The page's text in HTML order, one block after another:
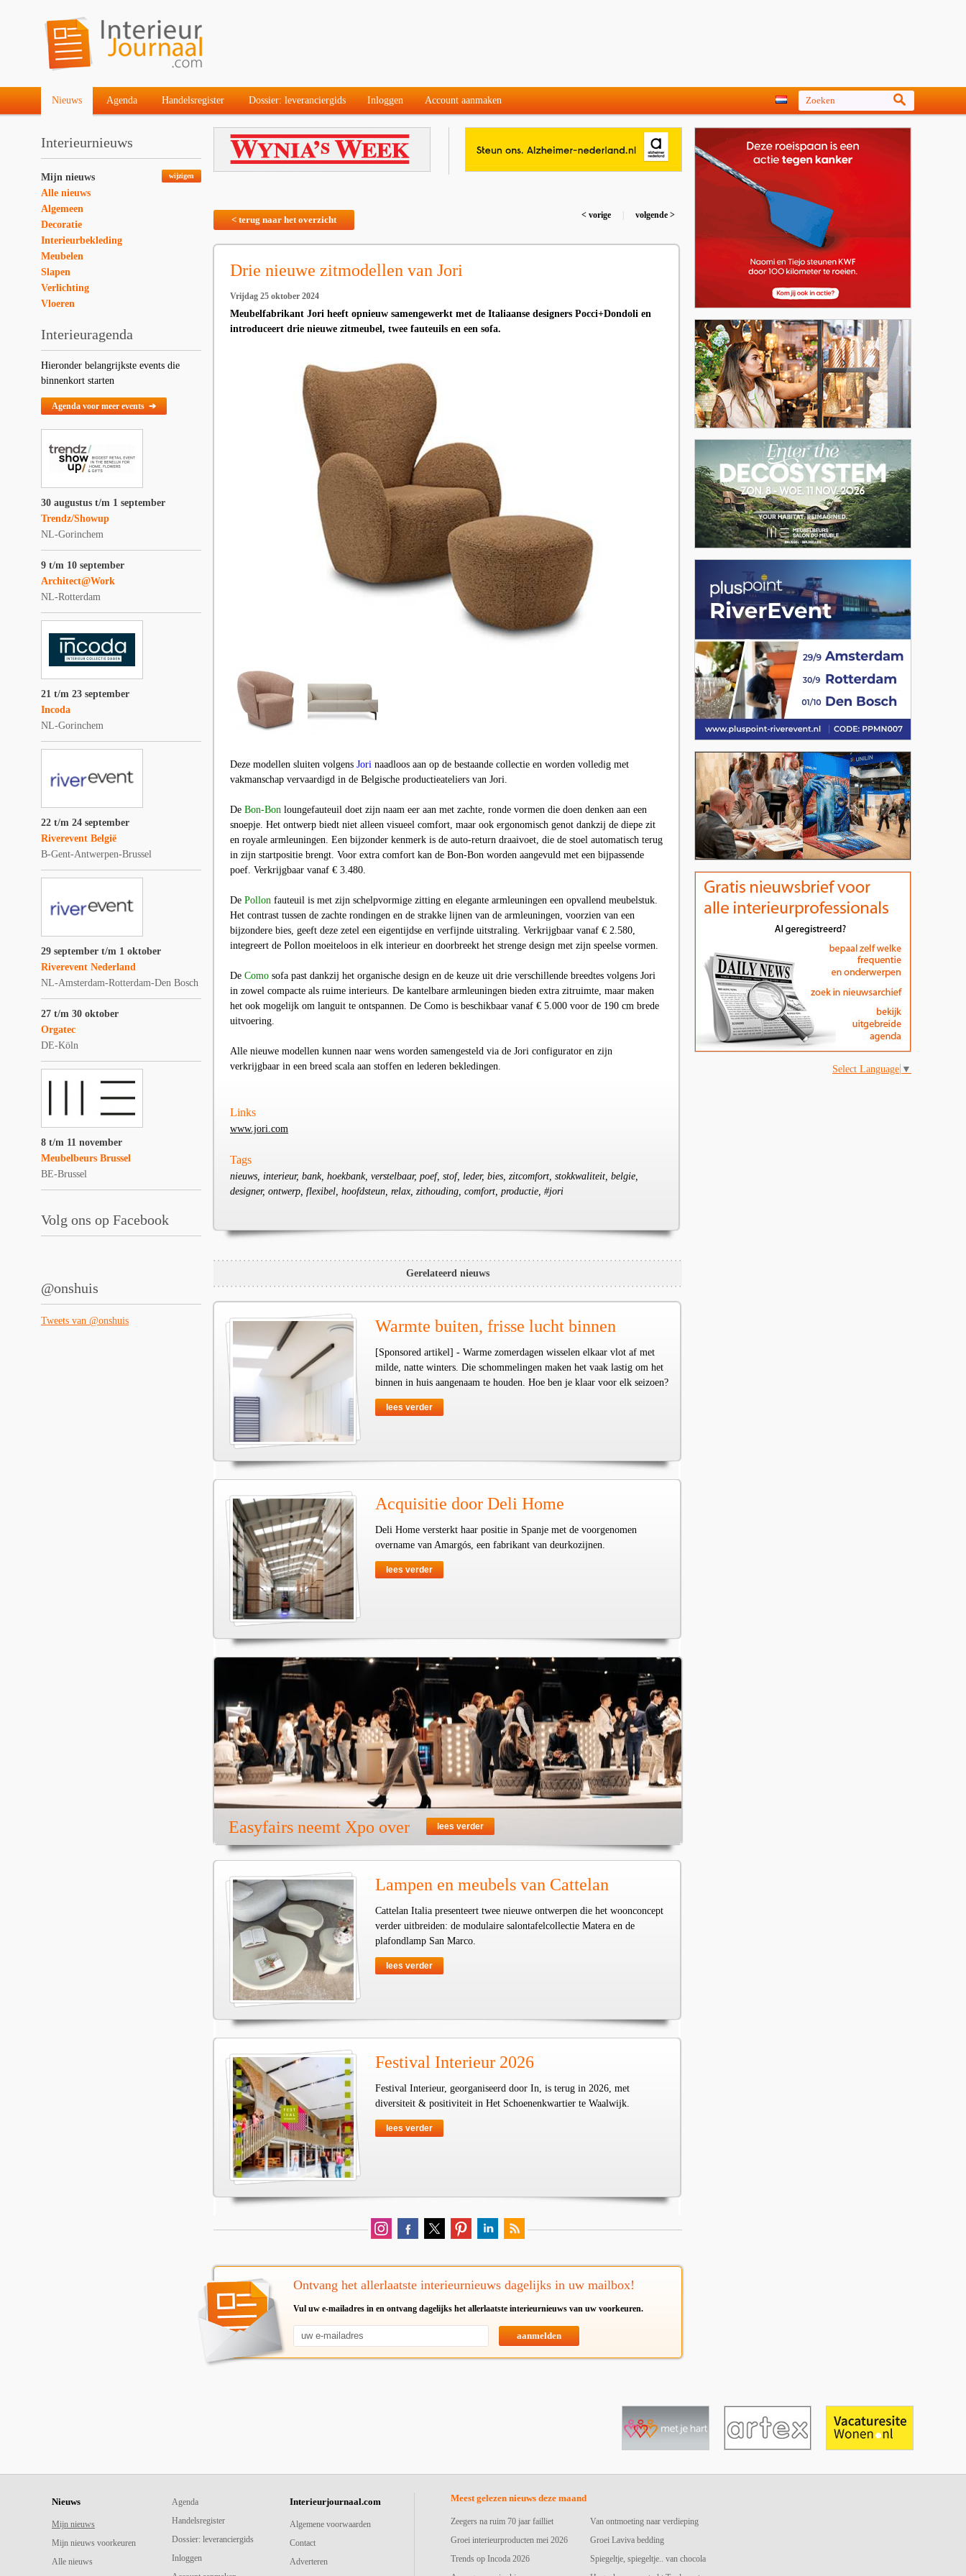
Nieuws Agenda Handelsregister Dossier: leveranciergids Inloggen Account aanmaken
Interieurnieuws
wijzigen
Mijn nieuws
Alle nieuws
Algemeen
Decoratie
Interieurbekleding
Meubelen
Slapen
Verlichting
Vloeren
Interieuragenda
Hieronder belangrijkste events die
binnenkort starten
Agenda voor meer events ➔
30 augustus t/m 1 september
Trendz/Showup
NL-Gorinchem
9 t/m 10 september
Architect@Work
NL-Rotterdam
21 t/m 23 september
Incoda
NL-Gorinchem
22 t/m 24 september
Riverevent België
B-Gent-Antwerpen-Brussel
29 september t/m 1 oktober
Riverevent Nederland
NL-Amsterdam-Rotterdam-Den Bosch
27 t/m 30 oktober
Orgatec
DE-Köln
8 t/m 11 november
Meubelbeurs Brussel
BE-Brussel
Volg ons op Facebook
@onshuis
Tweets van @onshuis
< terug naar het overzicht < vorige volgende >
Drie nieuwe zitmodellen van Jori
Vrijdag 25 oktober 2024
Meubelfabrikant Jori heeft opnieuw samengewerkt met de Italiaanse designers Pocci+Dondoli en
introduceert drie nieuwe zitmeubel, twee fauteuils en een sofa.
Deze modellen sluiten volgens Jori naadloos aan op de bestaande collectie en worden volledig met
vakmanschap vervaardigd in de Belgische productieateliers van Jori.
De Bon-Bon loungefauteuil doet zijn naam eer aan met zachte, ronde vormen die doen denken aan een
snoepje. Het ontwerp biedt niet alleen visueel comfort, maar ook ergonomisch genot dankzij de diepe zit
en royale armleuningen. Een bijzonder kenmerk is de auto-return draaivoet, die de stoel automatisch terug
in zijn startpositie brengt. Voor extra comfort kan de Bon-Bon worden aangevuld met een bijpassende
poef. Verkrijgbaar vanaf € 3.480.
De Pollon fauteuil is met zijn schelpvormige zitting en elegante armleuningen een opvallend meubelstuk.
Het contrast tussen de zachte rondingen en de strakke lijnen van de armleuningen, voorzien van een
bijzondere bies, geeft deze zetel een eigentijdse en verfijnde uitstraling. Verkrijgbaar vanaf € 2.580,
integreert de Pollon moeiteloos in elk interieur en doorbreekt het strenge design met zijn speelse vormen.
De Como sofa past dankzij het organische design en de keuze uit drie verschillende breedtes volgens Jori
in zowel compacte als ruime interieurs. De kantelbare armleuningen bieden extra zitruimte, maar maken
het ook mogelijk om languit te ontspannen. De Como is beschikbaar vanaf € 5.000 voor de 190 cm brede
uitvoering.
Alle nieuwe modellen kunnen naar wens worden samengesteld via de Jori configurator en zijn
verkrijgbaar in een breed scala aan stoffen en lederen bekledingen.
Links
www.jori.com
Tags
nieuws, interieur, bank, hoekbank, verstelbaar, poef, stof, leder, bies, zitcomfort, stokkwaliteit, belgie,
designer, ontwerp, flexibel, hoofdsteun, relax, zithouding, comfort, productie, #jori
Gerelateerd nieuws
Warmte buiten, frisse lucht binnen
[Sponsored artikel] - Warme zomerdagen wisselen elkaar vlot af met
milde, natte winters. Die schommelingen maken het vaak lastig om het
binnen in huis aangenaam te houden. Hoe ben je klaar voor elk seizoen?
lees verder
Acquisitie door Deli Home
Deli Home versterkt haar positie in Spanje met de voorgenomen
overname van Amargós, een fabrikant van deurkozijnen.
lees verder
Easyfairs neemt Xpo over lees verder
Lampen en meubels van Cattelan
Cattelan Italia presenteert twee nieuwe ontwerpen die het woonconcept
verder uitbreiden: de modulaire salontafelcollectie Matera en de
plafondlamp San Marco.
lees verder
Festival Interieur 2026
Festival Interieur, georganiseerd door In, is terug in 2026, met
diversiteit & positiviteit in Het Schoenenkwartier te Waalwijk.
lees verder
Ontvang het allerlaatste interieurnieuws dagelijks in uw mailbox!
Vul uw e-mailadres in en ontvang dagelijks het allerlaatste interieurnieuws van uw voorkeuren.
aanmelden
Select Language ▼
Nieuws
Mijn nieuws
Mijn nieuws voorkeuren
Alle nieuws
Agenda
Handelsregister
Dossier: leveranciergids
Inloggen
Interieurjournaal.com
Algemene voorwaarden
Contact
Adverteren
Meest gelezen nieuws deze maand
Zeegers na ruim 70 jaar failliet
Groei interieurproducten mei 2026
Trends op Incoda 2026
Van ontmoeting naar verdieping
Groei Laviva bedding
Spiegeltje, spiegeltje.. van chocola